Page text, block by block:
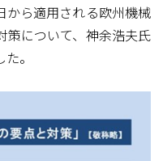
ら適用される欧州機械
策について、神余浩夫氏
。